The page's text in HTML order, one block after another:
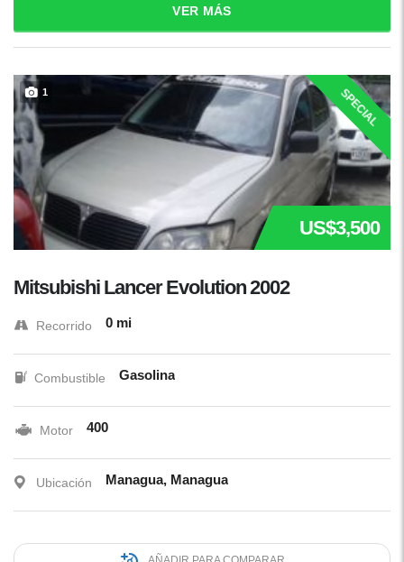
VER MÁS
1 SPECIAL
US$3,500
Mitsubishi Lancer Evolution 2002
Recorrido 0 mi
Combustible Gasolina
Motor 400
Ubicación Managua, Managua